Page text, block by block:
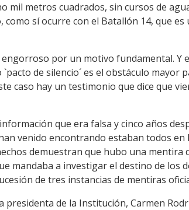
mil metros cuadrados, sin cursos de
sí ocurre con el Batallón 14, que es
por un motivo fundamental. Y
de silencio´ es el obstáculo mayor
caso hay un testimonio que dice que
que era falsa y cinco años
venido encontrando estaban todos en
demuestran que hubo una mentira
mandaba a investigar el destino de los
de tres instancias de mentiras
de la Institución, Carmen